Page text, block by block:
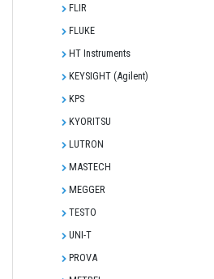
FLIR
FLUKE
HT Instruments
KEYSIGHT (Agilent)
KPS
KYORITSU
LUTRON
MASTECH
MEGGER
TESTO
UNI-T
PROVA